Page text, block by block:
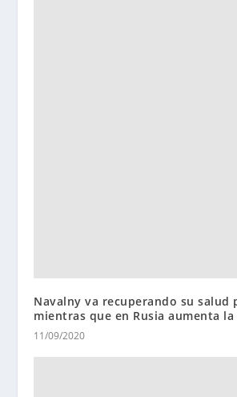
Navalny va recuperando su salud
mientras que en Rusia aumenta
11/09/2020